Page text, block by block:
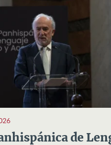
de